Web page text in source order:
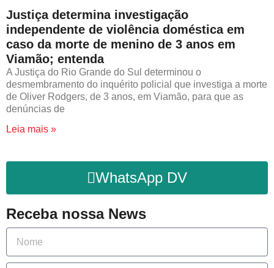
Justiça determina investigação
independente de violência doméstica em
caso da morte de menino de 3 anos em
Viamão; entenda
A Justiça do Rio Grande do Sul determinou o
desmembramento do inquérito policial que investiga a morte
de Oliver Rodgers, de 3 anos, em Viamão, para que as
denúncias de
Leia mais »
WhatsApp DV
Receba nossa News